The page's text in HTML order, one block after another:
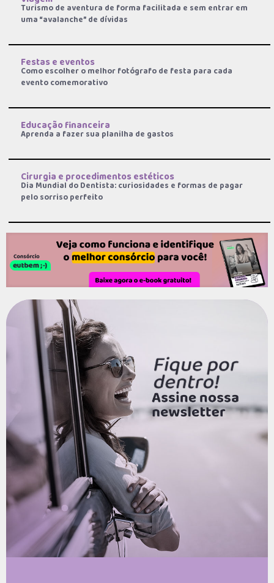
Turismo de aventura de forma facilitada e sem entrar em
uma “avalanche” de dívidas
Festas e eventos
Como escolher o melhor fotógrafo de festa para cada
evento comemorativo
Educação financeira
Aprenda a fazer sua planilha de gastos
Cirurgia e procedimentos estéticos
Dia Mundial do Dentista: curiosidades e formas de pagar
pelo sorriso perfeito